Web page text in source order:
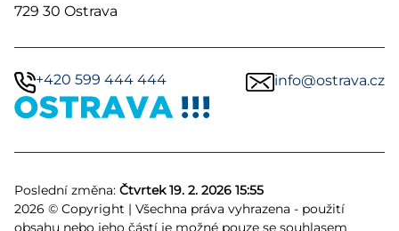
729 30 Ostrava
+420 599 444 444 info@ostrava.cz
Poslední změna: Čtvrtek 19. 2. 2026 15:55
2026 © Copyright | Všechna práva vyhrazena - použití
obsahu nebo jeho částí je možné pouze se souhlasem